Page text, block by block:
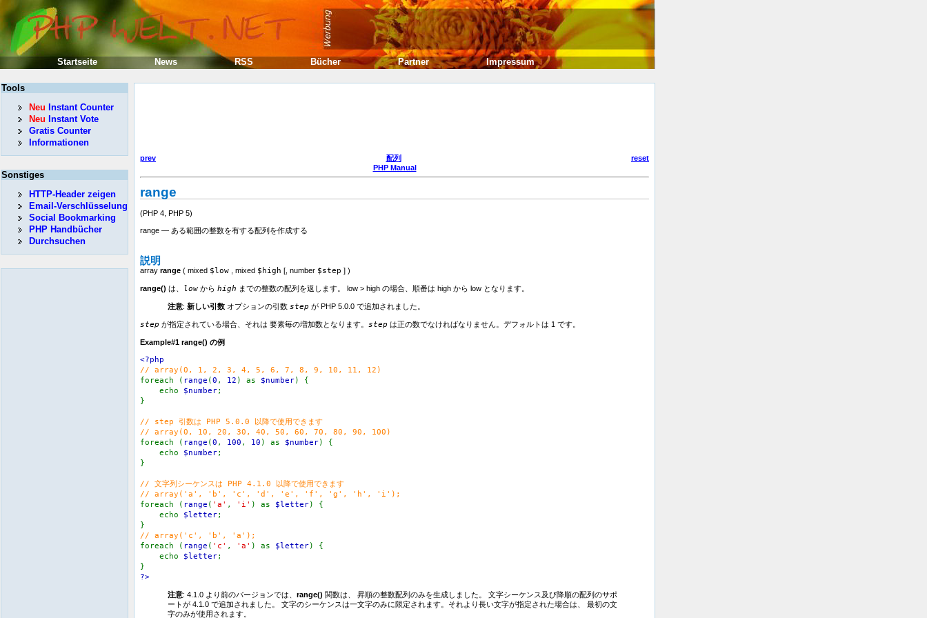
prev reset
配列
PHP Manual
range
(PHP 4, PHP 5)
range — ある範囲の整数を有する配列を作成する
説明
array range ( mixed $low mixed $high [, number $step ] )
range() は、 low から high までの整数の配列を返します。 low > high の場合、順番は high から low となります。
注意: 新しい引数 オプションの引数 step が PHP 5.0.0 で追加されました。
step が指定されている場合、それは 要素毎の増加数となります。 step は正の数でなければなりません。デフォルトは 1 です。
Example#1 range() の例
<?php
// array(0, 1, 2, 3, 4, 5, 6, 7, 8, 9, 10, 11, 12)
foreach ( range (0 , 12 ) as $number) {
echo $number;
}
// step 引数は PHP 5.0.0 以降で使用できます
// array(0, 10, 20, 30, 40, 50, 60, 70, 80, 90, 100)
foreach ( range (0 , 100 , 10 ) as $number) {
echo $number;
}
// 文字列シーケンスは PHP 4.1.0 以降で使用できます
// array('a', 'b', 'c', 'd', 'e', 'f', 'g', 'h', 'i');
foreach ( range ( 'a' , 'i' ) as $letter) {
echo $letter;
}
// array('c', 'b', 'a');
foreach ( range ( 'c' , 'a' ) as $letter) {
echo $letter;
}
?>
注意: 4.1.0 より前のバージョンでは、 range() 関数は、 昇順の整数配列のみを生成しました。 文字シーケンス及び降順の配列のサポ
ートが 4.1.0 で追加されました。 文字のシーケンスは一文字のみに限定されます。それより長い文字が指定された場合は、 最初の文
字のみが使用されます。
Tools
Neu Instant Counter
Neu Instant Vote
Gratis Counter
Informationen
Sonstiges
HTTP-Header zeigen
Email-Verschlüsselung
Social Bookmarking
PHP Handbücher
Durchsuchen
Startseite News RSS Bücher Partner Impressum